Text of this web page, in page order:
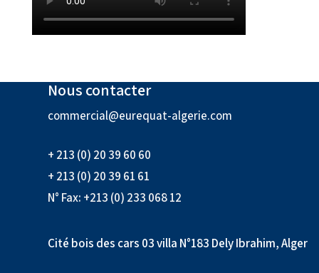
Nous contacter
commercial@eurequat-algerie.com
+ 213 (0) 20 39 60 60
+ 213 (0) 20 39 61 61
N° Fax: +213 (0) 233 068 12
Cité bois des cars 03 villa N°183 Dely Ibrahim, Alger